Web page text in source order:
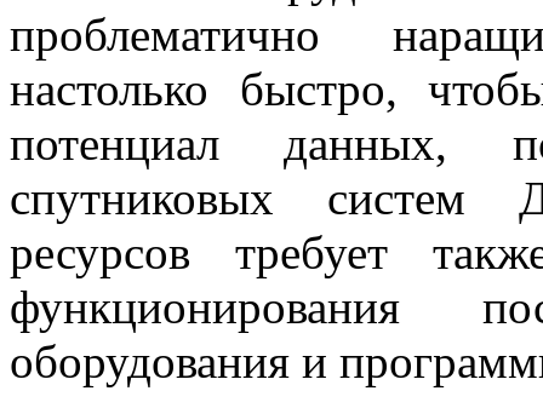
проблематично
настолько быстро,
потенциал данных,
спутниковых систем
ресурсов требует
функционирования
оборудования и